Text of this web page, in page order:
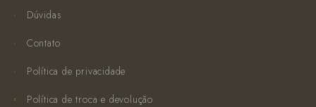
Dúvidas
Contato
Política de privacidade
Política de troca e devolução